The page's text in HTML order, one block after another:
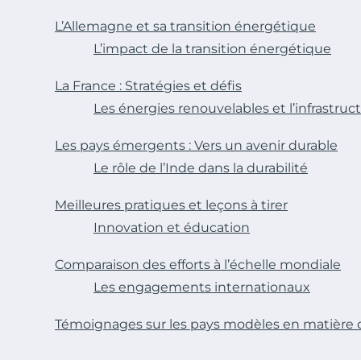
L’Allemagne et sa transition énergétique
L’impact de la transition énergétique
La France : Stratégies et défis
Les énergies renouvelables et
Les pays émergents : Vers un avenir durable
Le rôle de l’Inde dans la durabilité
Meilleures pratiques et leçons à tirer
Innovation et éducation
Comparaison des efforts à l’échelle mondiale
Les engagements internationaux
Témoignages sur les pays modèles en matière